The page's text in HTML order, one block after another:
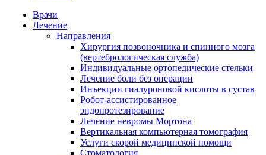
Врачи
Лечение
Направления
Хирургия позвоночника и спинного мозга
(вертебрологическая служба)
Индивидуальные ортопедические стельки
Лечение боли без операции
Инъекции гиалуроновой кислоты в сустав
Робот-ассистированное
эндопротезирование
Лечение невромы Мортона
Вертикальная компьютерная томография
Услуги скорой медицинской помощи
Стоматология